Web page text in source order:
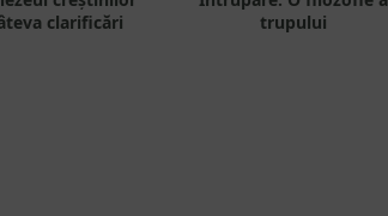
clarificări
trupului